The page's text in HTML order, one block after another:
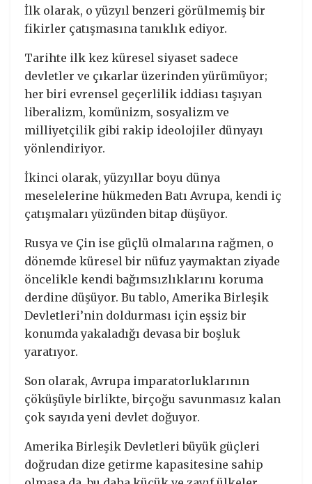
İlk olarak, o yüzyıl benzeri görülmemiş bir
fikirler çatışmasına tanıklık ediyor.
Tarihte ilk kez küresel siyaset sadece
devletler ve çıkarlar üzerinden yürümüyor;
her biri evrensel geçerlilik iddiası taşıyan
liberalizm, komünizm, sosyalizm ve
milliyetçilik gibi rakip ideolojiler dünyayı
yönlendiriyor.
İkinci olarak, yüzyıllar boyu dünya
meselelerine hükmeden Batı Avrupa, kendi iç
çatışmaları yüzünden bitap düşüyor.
Rusya ve Çin ise güçlü olmalarına rağmen, o
dönemde küresel bir nüfuz yaymaktan ziyade
öncelikle kendi bağımsızlıklarını koruma
derdine düşüyor. Bu tablo, Amerika Birleşik
Devletleri’nin doldurması için eşsiz bir
konumda yakaladığı devasa bir boşluk
yaratıyor.
Son olarak, Avrupa imparatorluklarının
çöküşüyle birlikte, birçoğu savunmasız kalan
çok sayıda yeni devlet doğuyor.
Amerika Birleşik Devletleri büyük güçleri
doğrudan dize getirme kapasitesine sahip